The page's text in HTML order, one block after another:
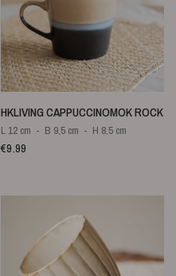
SNELLE WEERGAVE
HKLIVING CAPPUCCINOMOK ROCK
L 12 cm B 9,5 cm H 8,5 cm
€9.99